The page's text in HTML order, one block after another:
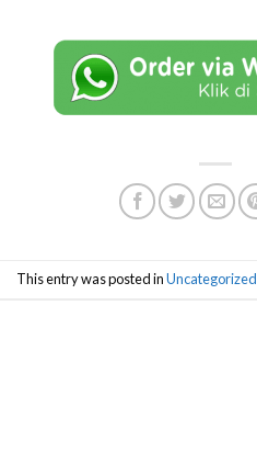
This entry was posted inUncategorized